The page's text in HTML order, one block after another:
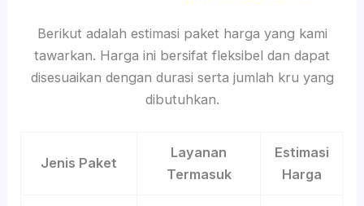
Berikut adalah estimasi paket harga yang kami
tawarkan. Harga ini bersifat fleksibel dan dapat
disesuaikan dengan durasi serta jumlah kru yang
dibutuhkan.
Jenis Paket
Layanan
Termasuk
Estimasi
Harga